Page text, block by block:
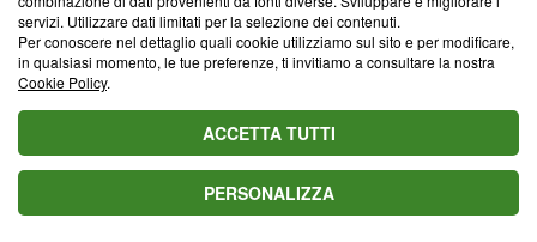
Su di noi
Team editoriale
Corporate
Redazione
servizi. Utilizzare dati limitati per la selezione dei contenuti.
Per conoscere nel dettaglio quali cookie utilizziamo sul sito e per modificare,
in qualsiasi momento, le tue preferenze, ti invitiamo a consultare la nostra
Cookie Policy.
ACCETTA TUTTI
PERSONALIZZA